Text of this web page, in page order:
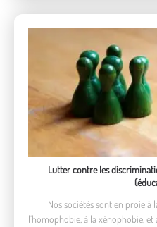
Lutter contre les
Nos sociétés sont en proie à
l’homophobie, à la xénophobie, et